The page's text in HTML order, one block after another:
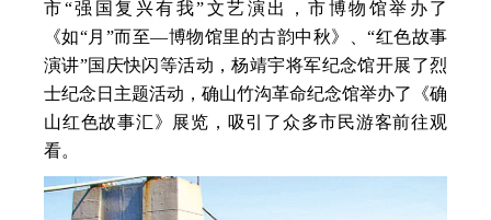
市“强国复兴有我”文艺演出，市博物馆举办了
《如“月”而至—博物馆里的古韵中秋》、“红色故事
演讲”国庆快闪等活动，杨靖宇将军纪念馆开展了烈
士纪念日主题活动，确山竹沟革命纪念馆举办了《确
山红色故事汇》展览，吸引了众多市民游客前往观
看。